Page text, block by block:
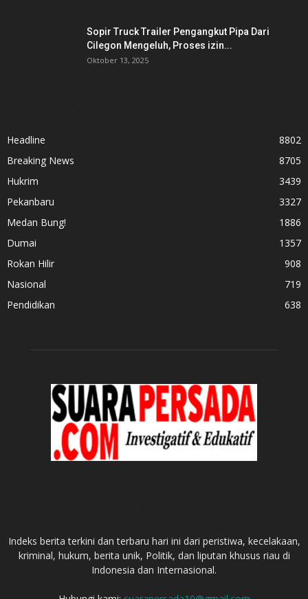
Sopir Truck Trailer Pengangkut Pipa Dari
Cilegon Mengeluh, Proses izin...
Oktober 13, 2025
Headline
8802
Breaking News
8705
Hukrim
3439
Pekanbaru
3327
Medan Bung!
1886
Dumai
1357
Rokan Hilir
908
Nasional
719
Pendidikan
638
Indeks berita terkini dan terbaru hari ini dari peristiwa, kecelakaan,
kriminal, hukum, berita unik, Politik, dan liputan khusus riau di
Indonesia dan Internasional.